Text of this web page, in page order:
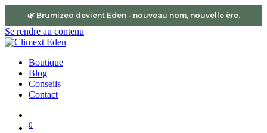
🌿 Brumizeo devient Eden- nouveau nom, nouvelle ère.
Se rendre au contenu
Boutique
Blog
Conseils
Contact
0